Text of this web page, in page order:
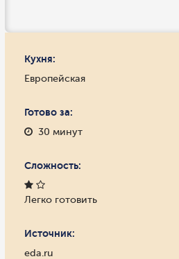
Кухня:
Европейская
Готово за:
30 минут
Сложность:
Легко готовить
Источник:
eda.ru